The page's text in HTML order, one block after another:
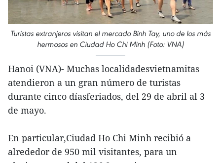
Turistas extranjeros visitan el mercado Binh Tay, uno de los más
hermosos en Ciudad Ho Chi Minh (Foto: VNA)
Hanoi (VNA)- Muchas localidadesvietnamitas
atendieron a un gran número de turistas
durante cinco díasferiados, del 29 de abril al 3
de mayo.
En particular,Ciudad Ho Chi Minh recibió a
alrededor de 950 mil visitantes, para un